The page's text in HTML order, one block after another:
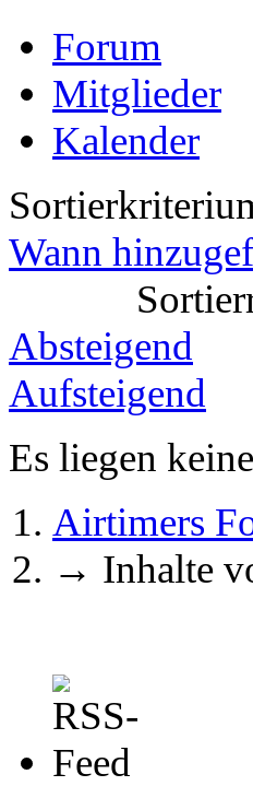
Forum
Mitglieder
Kalender
Wann
Absteigend
Aufsteigend
Es liegen
Airtimers
→ Inhalte